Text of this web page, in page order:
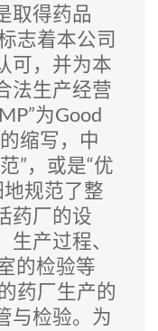
取得药品
志着本公司
可，并为本
法生产经营
为Good
缩写，中
”，或是“优
地规范了整
药厂的设
产过程、
的检验等
药厂生产的
与检验。为